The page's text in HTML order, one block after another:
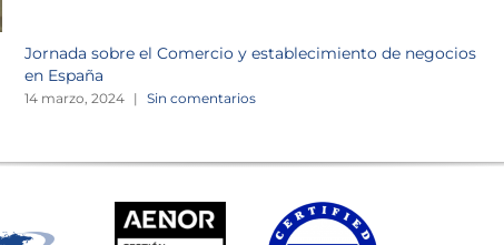
Jornada sobre el Comercio y establecimiento de negocios
en España
14 marzo, 2024 | Sin comentarios